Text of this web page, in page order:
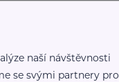
naší návštěvnosti
se svými partnery pro